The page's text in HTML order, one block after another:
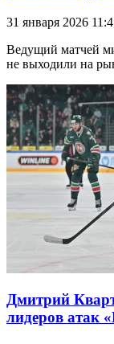
31 января 2026
Ведущий матчей
не выходили на
Дмитрий
лидеров атак